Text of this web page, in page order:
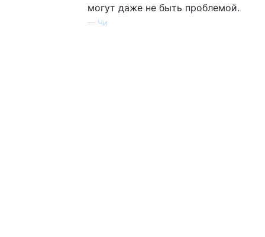
могут даже не быть проблемой.
— Чи